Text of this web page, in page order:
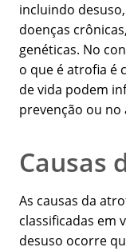
incluindo
doenças
genéticas. No
o que é atrofia é
de vida podem
prevenção ou no
Causas
As causas da
classificadas em
desuso ocorre